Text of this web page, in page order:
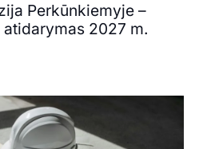
Perkūnkiemyje –
2027 m.